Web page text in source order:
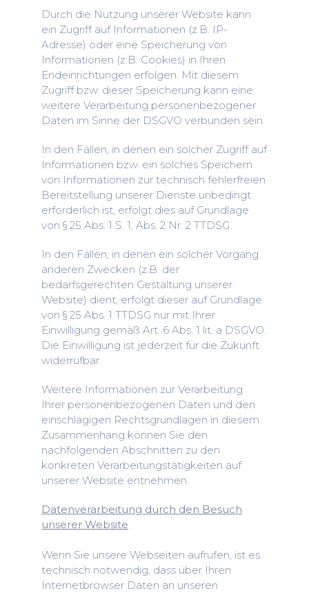
Durch die Nutzung unserer Website kann
ein Zugriff auf Informationen (z.B. IP-
Adresse) oder eine Speicherung von
Informationen (z.B. Cookies) in Ihren
Endeinrichtungen erfolgen. Mit diesem
Zugriff bzw. dieser Speicherung kann eine
weitere Verarbeitung personenbezogener
Daten im Sinne der DSGVO verbunden sein.
In den Fällen, in denen ein solcher Zugriff auf
Informationen bzw. ein solches Speichern
von Informationen zur technisch fehlerfreien
Bereitstellung unserer Dienste unbedingt
erforderlich ist, erfolgt dies auf Grundlage
von § 25 Abs. 1 S. 1, Abs. 2 Nr. 2 TTDSG.
In den Fällen, in denen ein solcher Vorgang
anderen Zwecken (z.B. der
bedarfsgerechten Gestaltung unserer
Website) dient, erfolgt dieser auf Grundlage
von § 25 Abs. 1 TTDSG nur mit Ihrer
Einwilligung gemäß Art. 6 Abs. 1 lit. a DSGVO.
Die Einwilligung ist jederzeit für die Zukunft
widerrufbar.
Weitere Informationen zur Verarbeitung
Ihrer personenbezogenen Daten und den
einschlägigen Rechtsgrundlagen in diesem
Zusammenhang können Sie den
nachfolgenden Abschnitten zu den
konkreten Verarbeitungstätigkeiten auf
unserer Website entnehmen.
Datenverarbeitung durch den Besuch
unserer Website
Wenn Sie unsere Webseiten aufrufen, ist es
technisch notwendig, dass über Ihren
Internetbrowser Daten an unseren